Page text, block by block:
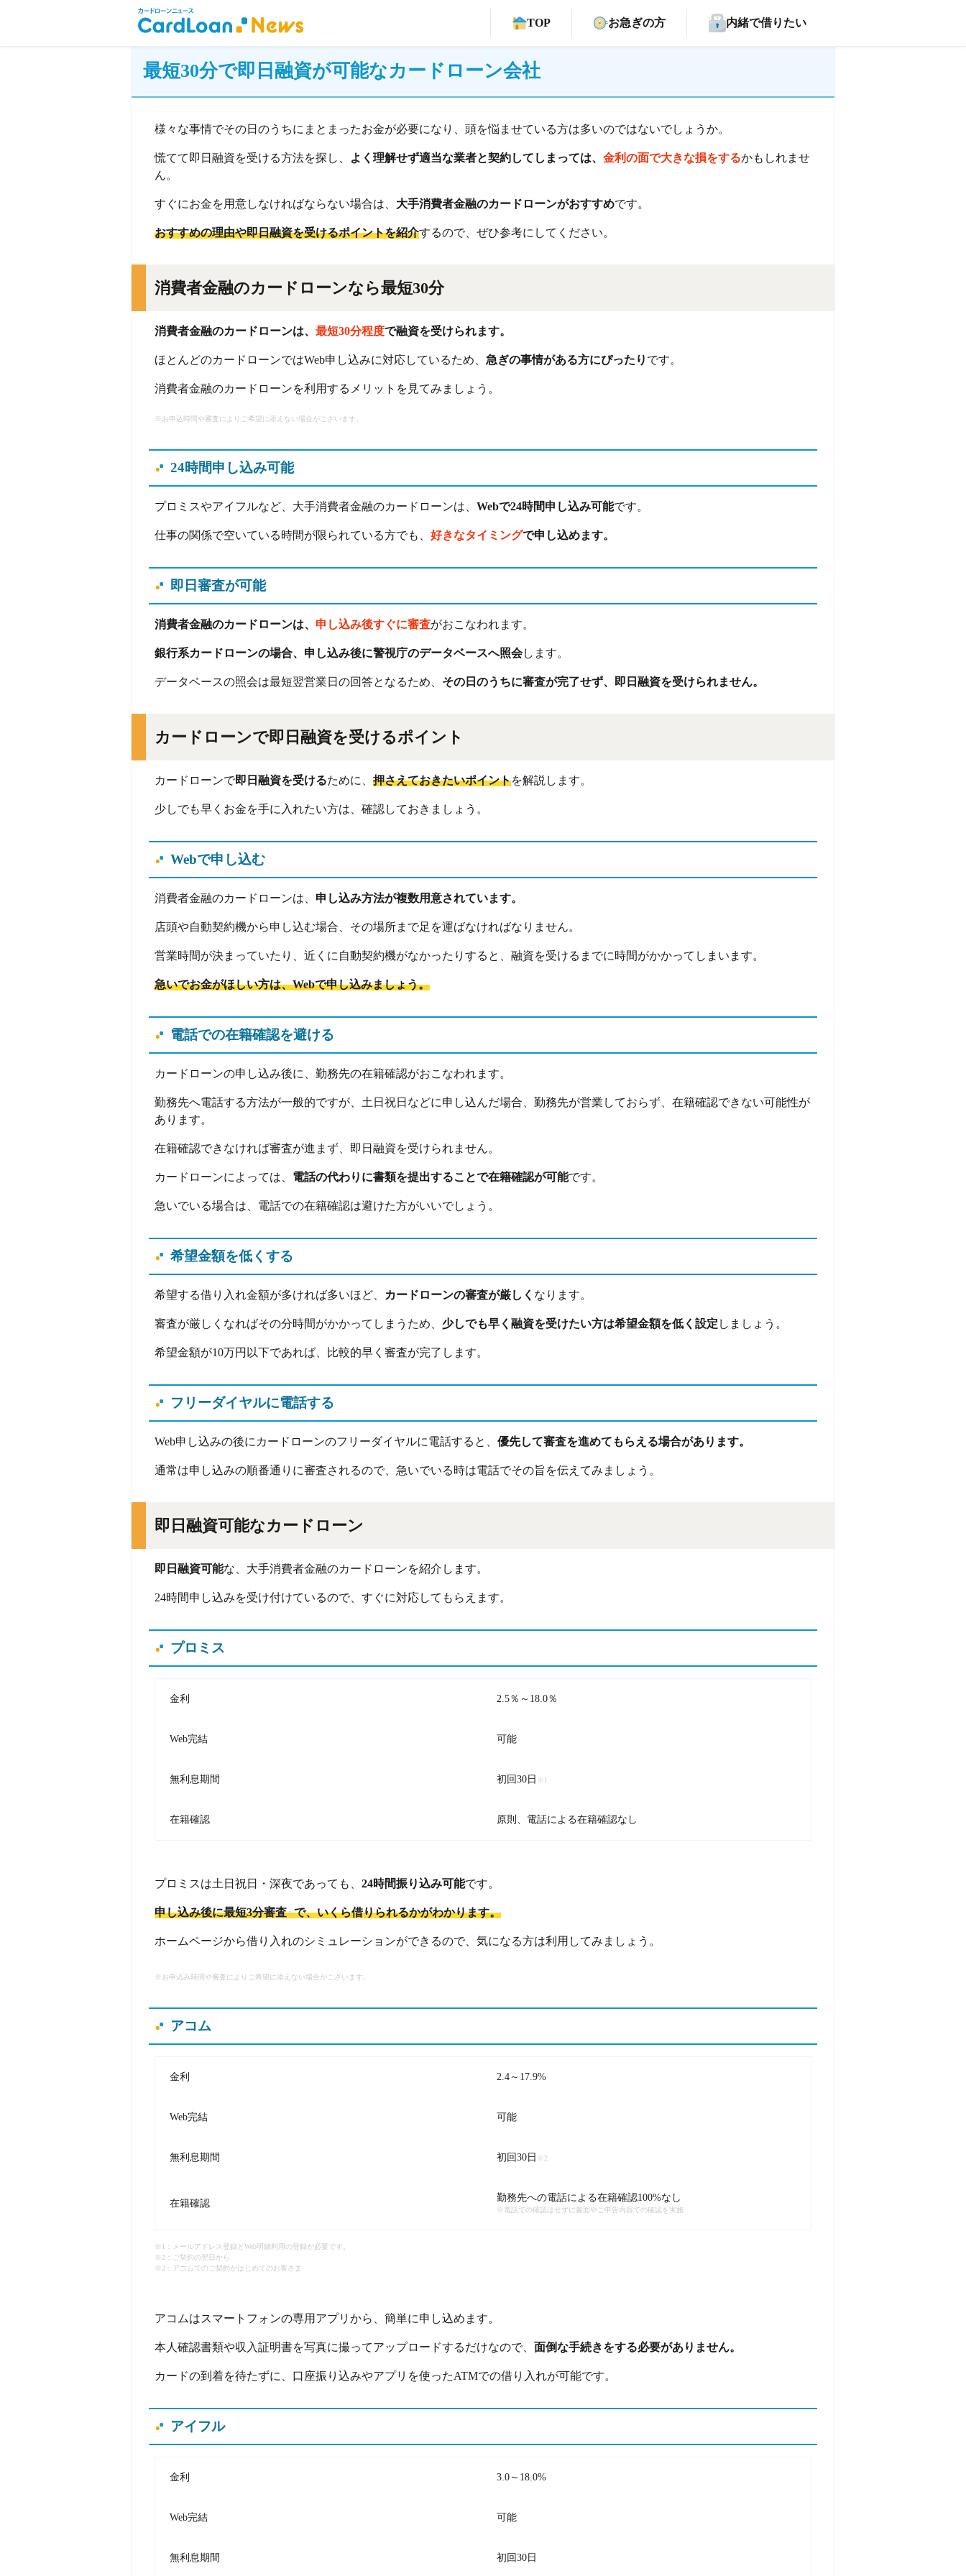
TOP お急ぎの方 内緒で借りたい
最短30分で即日融資が可能なカードローン会社
様々な事情でその日のうちにまとまったお金が必要になり、頭を悩ませている方は多いのではないでしょうか。
慌てて即日融資を受ける方法を探し、 よく理解せず適当な業者と契約してしまっては、 金利の面で大きな損をするかもしれませ
ん。
すぐにお金を用意しなければならない場合は、 大手消費者金融のカードローンがおすすめです。
おすすめの理由や即日融資を受けるポイントを紹介するので、ぜひ参考にしてください。
消費者金融のカードローンなら最短30分
消費者金融のカードローンは、 最短30分程度で融資を受けられます。
ほとんどのカードローンではWeb申し込みに対応しているため、 急ぎの事情がある方にぴったり です。
消費者金融のカードローンを利用するメリットを見てみましょう。
※お申込時間や審査によりご希望に添えない場合がございます。
24時間申し込み可能
プロミスやアイフルなど、大手消費者金融のカードローンは、 Webで24時間申し込み可能です。
仕事の関係で空いている時間が限られている方でも、 好きなタイミングで申し込めます。
即日審査が可能
消費者金融のカードローンは、 申し込み後すぐに審査がおこなわれます。
銀行系カードローンの場合、申し込み後に警視庁のデータベースへ照会します。
データベースの照会は最短翌営業日の回答となるため、 その日のうちに審査が完了せず、即日融資を受けられません。
カードローンで即日融資を受けるポイント
カードローンで即日融資を受けるために、 押さえておきたいポイントを解説します。
少しでも早くお金を手に入れたい方は、確認しておきましょう。
Webで申し込む
消費者金融のカードローンは、 申し込み方法が複数用意されています。
店頭や自動契約機から申し込む場合、その場所まで足を運ばなければなりません。
営業時間が決まっていたり、近くに自動契約機がなかったりすると、融資を受けるまでに時間がかかってしまいます。
急いでお金がほしい方は、Webで申し込みましょう。
電話での在籍確認を避ける
カードローンの申し込み後に、勤務先の在籍確認がおこなわれます。
勤務先へ電話する方法が一般的ですが、土日祝日などに申し込んだ場合、勤務先が営業しておらず、在籍確認できない可能性が
あります。
在籍確認できなければ審査が進まず、即日融資を受けられません。
カードローンによっては、 電話の代わりに書類を提出することで在籍確認が可能です。
急いでいる場合は、電話での在籍確認は避けた方がいいでしょう。
希望金額を低くする
希望する借り入れ金額が多ければ多いほど、 カードローンの審査が厳しく なります。
審査が厳しくなればその分時間がかかってしまうため、 少しでも早く融資を受けたい方は希望金額を低く設定 しましょう。
希望金額が10万円以下であれば、比較的早く審査が完了します。
フリーダイヤルに電話する
Web申し込みの後にカードローンのフリーダイヤルに電話すると、 優先して審査を進めてもらえる場合があります。
通常は申し込みの順番通りに審査されるので、急いでいる時は電話でその旨を伝えてみましょう。
即日融資可能なカードローン
即日融資可能な、大手消費者金融のカードローンを紹介します。
24時間申し込みを受け付けているので、すぐに対応してもらえます。
プロミス
金利 2.5％～18.0％
Web完結 可能
無利息期間 初回30日 ※1
在籍確認 原則、電話による在籍確認なし
プロミスは土日祝日・深夜であっても、 24時間振り込み可能です。
申し込み後に最短3分審査※で、いくら借りられるかがわかります。
ホームページから借り入れのシミュレーションができるので、気になる方は利用してみましょう。
※お申込み時間や審査によりご希望に添えない場合がございます。
アコム
金利 2.4～17.9%
Web完結 可能
無利息期間 初回30日 ※2
在籍確認
勤務先への電話による在籍確認100%なし
※電話での確認はせずに書面やご申告内容での確認を実施
※1：メールアドレス登録とWeb明細利用の登録が必要です。
※2：ご契約の翌日から
※2：アコムでのご契約がはじめてのお客さま
アコムはスマートフォンの専用アプリから、簡単に申し込めます。
本人確認書類や収入証明書を写真に撮ってアップロードするだけなので、 面倒な手続きをする必要がありません。
カードの到着を待たずに、口座振り込みやアプリを使ったATMでの借り入れが可能です。
アイフル
金利 3.0～18.0%
Web完結 可能
無利息期間 初回30日